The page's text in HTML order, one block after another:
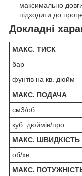
максимально
підходити до
Докладні
МАКС. ТИСК
бар
фунтів на кв. дюйм
МАКС. ПОДАЧА
см3/об
куб. дюймів/про
МАКС.
об/хв
МАКС.